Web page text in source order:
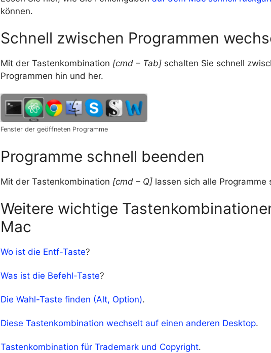
können.
Schnell zwischen Programmen
Mit der Tastenkombination [cmd – Tab] schalten Sie schnell
Programmen hin und her.
Fenster der geöffneten Programme
Programme schnell beenden
Mit der Tastenkombination [cmd – Q] lassen sich alle Programme
Weitere wichtige
Mac
Wo ist die Entf-Taste?
Was ist die Befehl-Taste?
Die Wahl-Taste finden (Alt, Option).
Diese Tastenkombination wechselt auf einen anderen Desktop.
Tastenkombination für Trademark und Copyright.